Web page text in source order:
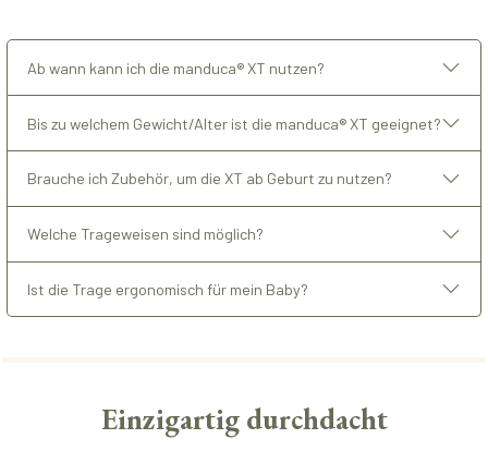
Ab wann kann ich die manduca® XT nutzen?
Bis zu welchem Gewicht/Alter ist die manduca® XT geeignet?
Brauche ich Zubehör, um die XT ab Geburt zu nutzen?
Welche Trageweisen sind möglich?
Ist die Trage ergonomisch für mein Baby?
Einzigartig durchdacht